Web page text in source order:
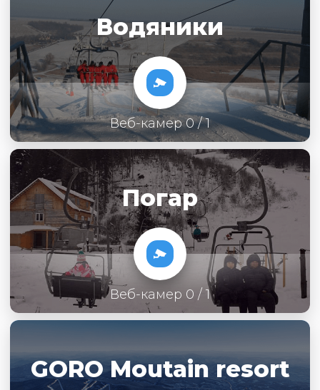
Водяники
Веб-камер 0 / 1
Погар
Веб-камер 0 / 1
GORO Moutain resort